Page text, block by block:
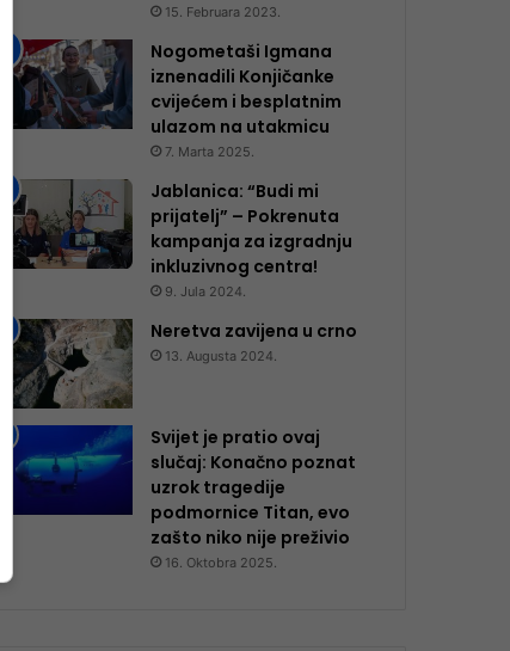
15. Februara 2023.
Nogometaši Igmana
iznenadili Konjičanke
cvijećem i besplatnim
ulazom na utakmicu
7. Marta 2025.
Jablanica: “Budi mi
prijatelj” – Pokrenuta
kampanja za izgradnju
inkluzivnog centra!
9. Jula 2024.
Neretva zavijena u crno
13. Augusta 2024.
Svijet je pratio ovaj
slučaj: Konačno poznat
uzrok tragedije
podmornice Titan, evo
zašto niko nije preživio
16. Oktobra 2025.